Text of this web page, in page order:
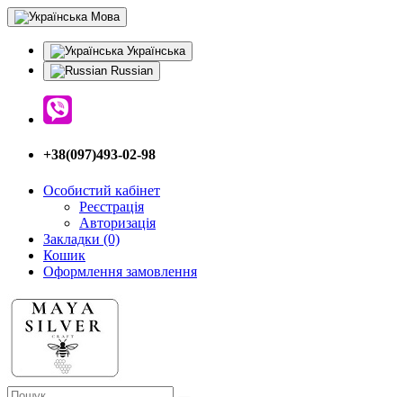
Мова
Українська
Russian
+38(097)493-02-98
Особистий кабінет
Реєстрація
Авторизація
Закладки (0)
Кошик
Оформлення замовлення